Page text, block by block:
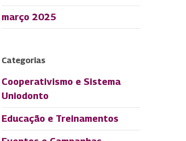
março 2025
Categorias
Cooperativismo e Sistema
Uniodonto
Educação e Treinamentos